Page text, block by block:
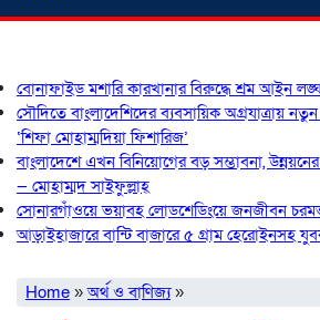
বোনাফাইড মশারি কারখানার বিরুদ্ধে শ্রম আইন
সৌদিতে বাংলাদেশিদের ব্যবসায়িক অগ্রযাত্রায়
‘শিফা মোহাম্মদিয়া ফিশারিজ’
বাংলাদেশে এখন বিনিয়োগের বড় সম্ভাবনা,
— মোহাম্মদ সাইফুল্লাহ্
সোনারগাঁওয়ে ভয়াবহ লোডশেডিংয়ে জনজীবন
আড়াইহাজারে বান্টি বাজারে ৫ গ্রাম হেরোইনসহ
Home »অর্থ ও বাণিজ্য»